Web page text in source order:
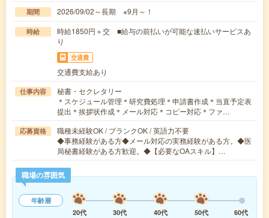
期間 2026/09/02～長期 ※9月～！
時給
時給1850円＋交 ■給与の前払いが可能な速払いサービスあ
り
交通費
交通費支給あり
仕事内容
秘書・セクレタリー
＊スケジュール管理＊研究費処理＊申請書作成＊当直予定表
提出＊挨拶状作成＊メール対応＊コピー対応＊ファ…
応募資格
職種未経験OK / ブランクOK / 英語力不要
◆事務経験がある方◆メール対応の実務経験がある方。◆医
局秘書経験がある方歓迎。◆【必要なOAスキル】…
職場の雰囲気
年齢層
20代
30代 40代 50代
60代